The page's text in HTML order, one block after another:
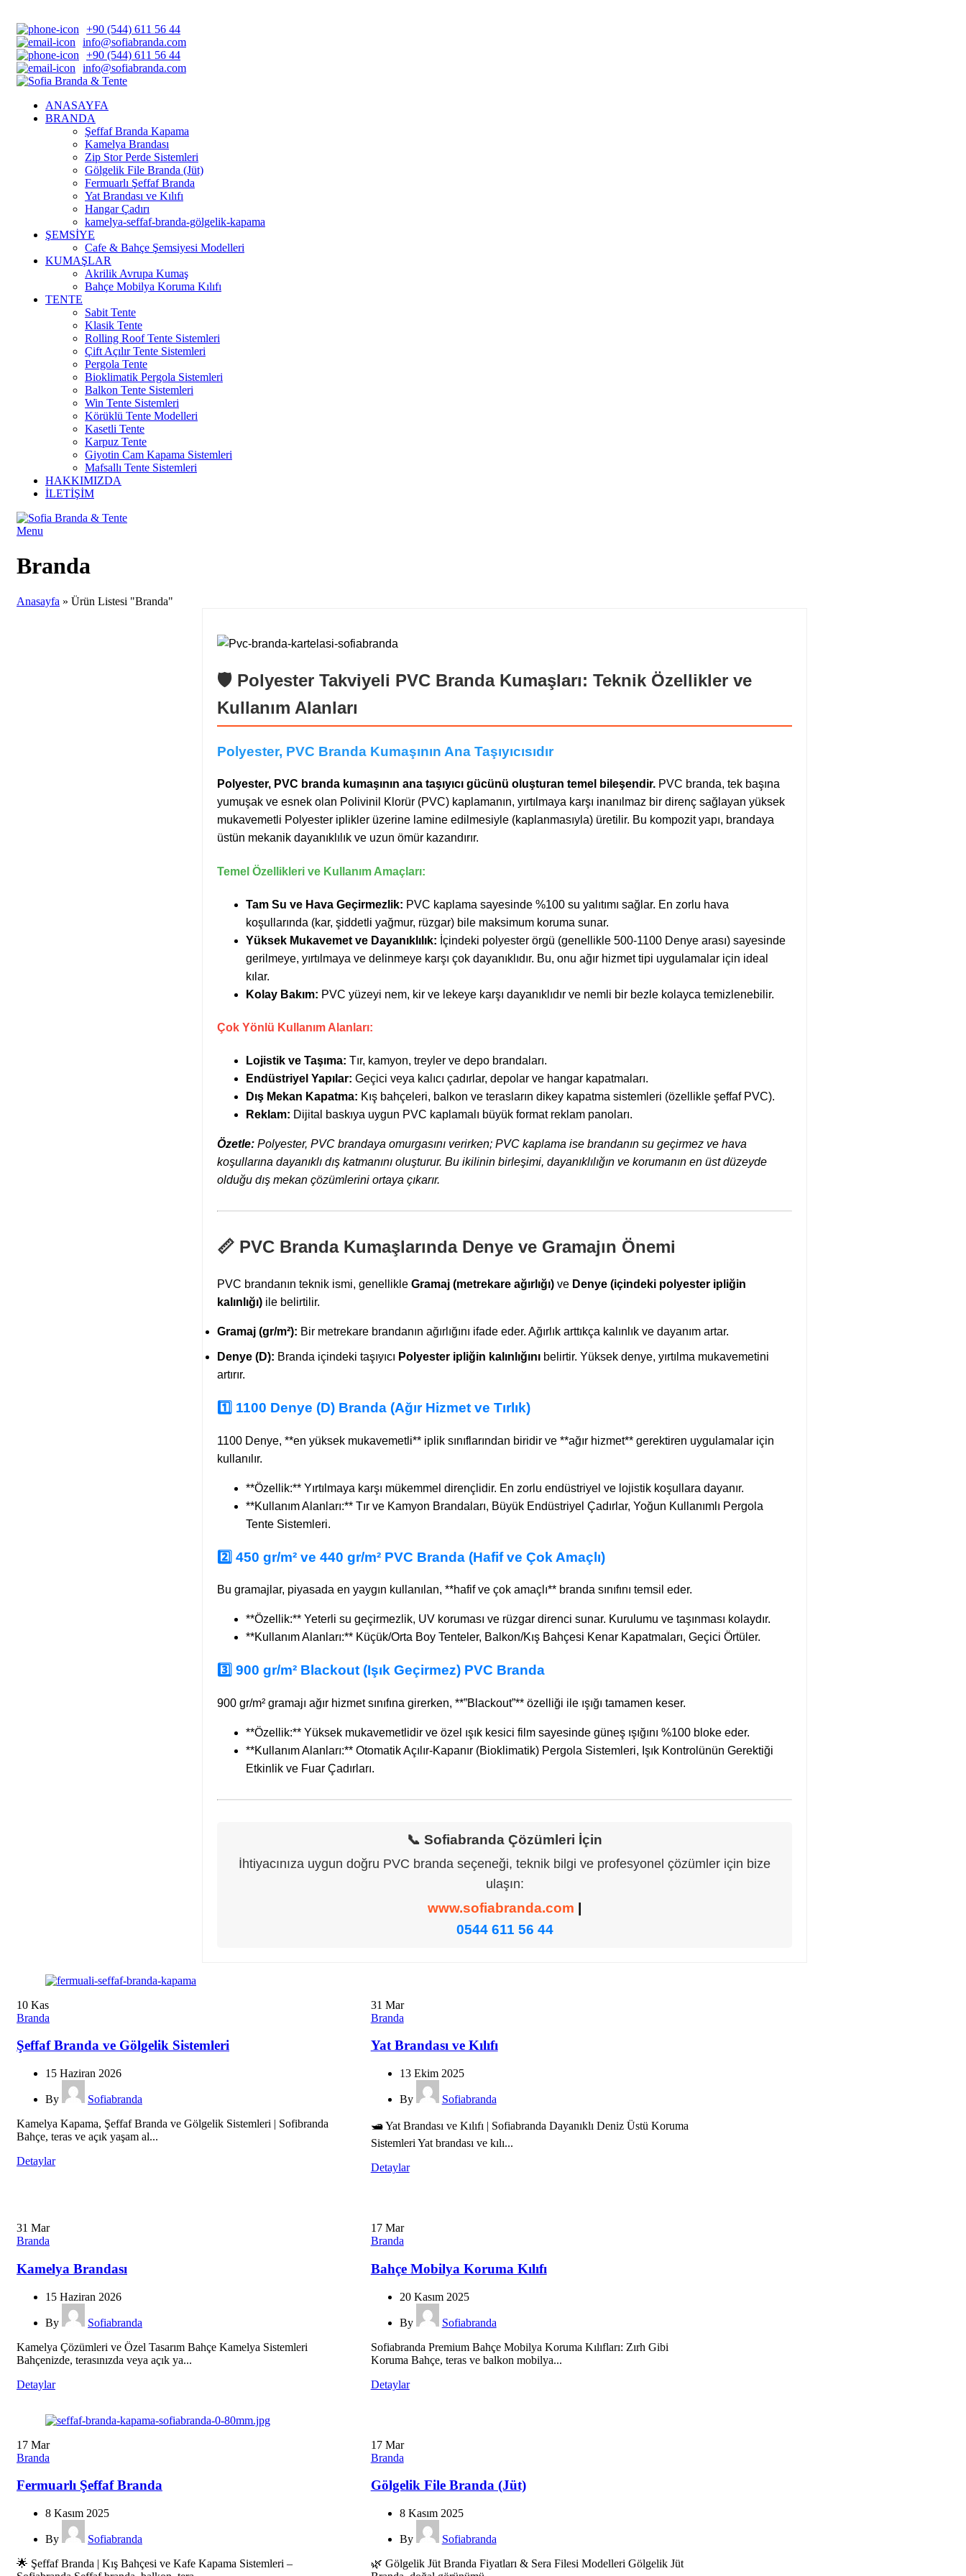
+90 (544) 611 56 44
info@sofiabranda.com
+90 (544) 611 56 44
info@sofiabranda.com
ANASAYFA
BRANDA
Şeffaf Branda Kapama
Kamelya Brandası
Zip Stor Perde Sistemleri
Gölgelik File Branda (Jüt)
Fermuarlı Şeffaf Branda
Yat Brandası ve Kılıfı
Hangar Çadırı
kamelya-seffaf-branda-gölgelik-kapama
ŞEMSİYE
Cafe & Bahçe Şemsiyesi Modelleri
KUMAŞLAR
Akrilik Avrupa Kumaş
Bahçe Mobilya Koruma Kılıfı
TENTE
Sabit Tente
Klasik Tente
Rolling Roof Tente Sistemleri
Çift Açılır Tente Sistemleri
Pergola Tente
Bioklimatik Pergola Sistemleri
Balkon Tente Sistemleri
Win Tente Sistemleri
Körüklü Tente Modelleri
Kasetli Tente
Karpuz Tente
Giyotin Cam Kapama Sistemleri
Mafsallı Tente Sistemleri
HAKKIMIZDA
İLETİŞİM
Menu
Branda
Anasayfa » Ürün Listesi "Branda"
🛡️ Polyester Takviyeli PVC Branda Kumaşları: Teknik Özellikler ve
Kullanım Alanları
Polyester, PVC Branda Kumaşının Ana Taşıyıcısıdır
Polyester, PVC branda kumaşının ana taşıyıcı gücünü oluşturan temel bileşendir. PVC branda, tek başına
yumuşak ve esnek olan Polivinil Klorür (PVC) kaplamanın, yırtılmaya karşı inanılmaz bir direnç sağlayan yüksek
mukavemetli Polyester iplikler üzerine lamine edilmesiyle (kaplanmasıyla) üretilir. Bu kompozit yapı, brandaya
üstün mekanik dayanıklılık ve uzun ömür kazandırır.
Temel Özellikleri ve Kullanım Amaçları:
Tam Su ve Hava Geçirmezlik: PVC kaplama sayesinde %100 su yalıtımı sağlar. En zorlu hava
koşullarında (kar, şiddetli yağmur, rüzgar) bile maksimum koruma sunar.
Yüksek Mukavemet ve Dayanıklılık: İçindeki polyester örgü (genellikle 500-1100 Denye arası) sayesinde
gerilmeye, yırtılmaya ve delinmeye karşı çok dayanıklıdır. Bu, onu ağır hizmet tipi uygulamalar için ideal
kılar.
Kolay Bakım: PVC yüzeyi nem, kir ve lekeye karşı dayanıklıdır ve nemli bir bezle kolayca temizlenebilir.
Çok Yönlü Kullanım Alanları:
Lojistik ve Taşıma: Tır, kamyon, treyler ve depo brandaları.
Endüstriyel Yapılar: Geçici veya kalıcı çadırlar, depolar ve hangar kapatmaları.
Dış Mekan Kapatma: Kış bahçeleri, balkon ve terasların dikey kapatma sistemleri (özellikle şeffaf PVC).
Reklam: Dijital baskıya uygun PVC kaplamalı büyük format reklam panoları.
Özetle: Polyester, PVC brandaya omurgasını verirken; PVC kaplama ise brandanın su geçirmez ve hava
koşullarına dayanıklı dış katmanını oluşturur. Bu ikilinin birleşimi, dayanıklılığın ve korumanın en üst düzeyde
olduğu dış mekan çözümlerini ortaya çıkarır.
📏 PVC Branda Kumaşlarında Denye ve Gramajın Önemi
PVC brandanın teknik ismi, genellikle Gramaj (metrekare ağırlığı) ve Denye (içindeki polyester ipliğin
kalınlığı) ile belirtilir.
Gramaj (gr/m²): Bir metrekare brandanın ağırlığını ifade eder. Ağırlık arttıkça kalınlık ve dayanım artar.
Denye (D): Branda içindeki taşıyıcı Polyester ipliğin kalınlığını belirtir. Yüksek denye, yırtılma mukavemetini
artırır.
1️⃣ 1100 Denye (D) Branda (Ağır Hizmet ve Tırlık)
1100 Denye, **en yüksek mukavemetli** iplik sınıflarından biridir ve **ağır hizmet** gerektiren uygulamalar için
kullanılır.
**Özellik:** Yırtılmaya karşı mükemmel dirençlidir. En zorlu endüstriyel ve lojistik koşullara dayanır.
**Kullanım Alanları:** Tır ve Kamyon Brandaları, Büyük Endüstriyel Çadırlar, Yoğun Kullanımlı Pergola
Tente Sistemleri.
2️⃣ 450 gr/m² ve 440 gr/m² PVC Branda (Hafif ve Çok Amaçlı)
Bu gramajlar, piyasada en yaygın kullanılan, **hafif ve çok amaçlı** branda sınıfını temsil eder.
**Özellik:** Yeterli su geçirmezlik, UV koruması ve rüzgar direnci sunar. Kurulumu ve taşınması kolaydır.
**Kullanım Alanları:** Küçük/Orta Boy Tenteler, Balkon/Kış Bahçesi Kenar Kapatmaları, Geçici Örtüler.
3️⃣ 900 gr/m² Blackout (Işık Geçirmez) PVC Branda
900 gr/m² gramajı ağır hizmet sınıfına girerken, **”Blackout”** özelliği ile ışığı tamamen keser.
**Özellik:** Yüksek mukavemetlidir ve özel ışık kesici film sayesinde güneş ışığını %100 bloke eder.
**Kullanım Alanları:** Otomatik Açılır-Kapanır (Bioklimatik) Pergola Sistemleri, Işık Kontrolünün Gerektiği
Etkinlik ve Fuar Çadırları.
📞 Sofiabranda Çözümleri İçin
İhtiyacınıza uygun doğru PVC branda seçeneği, teknik bilgi ve profesyonel çözümler için bize
ulaşın:
www.sofiabranda.com |
0544 611 56 44
10 Kas
Branda
Şeffaf Branda ve Gölgelik Sistemleri
15 Haziran 2026
By
Sofiabranda
Kamelya Kapama, Şeffaf Branda ve Gölgelik Sistemleri | Sofibranda
Bahçe, teras ve açık yaşam al...
Detaylar
31 Mar
Branda
Yat Brandası ve Kılıfı
13 Ekim 2025
By Sofiabranda
🛥️ Yat Brandası ve Kılıfı | Sofiabranda Dayanıklı Deniz Üstü Koruma
Sistemleri Yat brandası ve kılı...
Detaylar
31 Mar
Branda
Kamelya Brandası
15 Haziran 2026
By
Sofiabranda
Kamelya Çözümleri ve Özel Tasarım Bahçe Kamelya Sistemleri
Bahçenizde, terasınızda veya açık ya...
Detaylar
17 Mar
Branda
Bahçe Mobilya Koruma Kılıfı
20 Kasım 2025
By
Sofiabranda
Sofiabranda Premium Bahçe Mobilya Koruma Kılıfları: Zırh Gibi
Koruma Bahçe, teras ve balkon mobilya...
Detaylar
17 Mar
Branda
Fermuarlı Şeffaf Branda
8 Kasım 2025
By
Sofiabranda
🌟 Şeffaf Branda | Kış Bahçesi ve Kafe Kapama Sistemleri –
17 Mar
Branda
Gölgelik File Branda (Jüt)
8 Kasım 2025
By
Sofiabranda
🌿 Gölgelik Jüt Branda Fiyatları & Sera Filesi Modelleri Gölgelik Jüt